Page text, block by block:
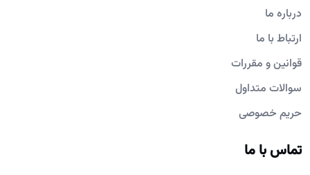
درباره ما
ارتباط با ما
قوانین و مقررات
سوالات متداول
حریم خصوصی
تماس با ما